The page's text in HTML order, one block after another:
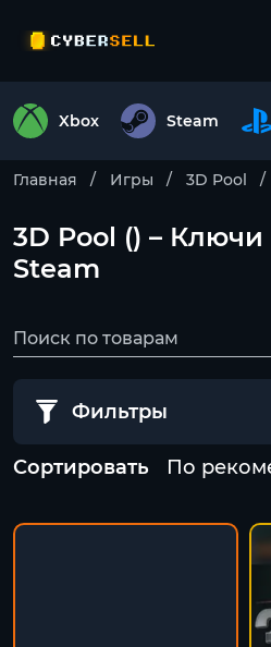
Xbox Steam
Главная Игры 3D Pool
3D Pool () –
Steam
Фильтры
Сортировать По